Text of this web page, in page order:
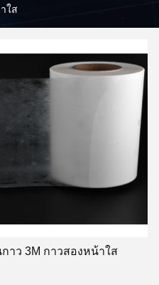
ใส
าว 3M กาวสองหน้าใส